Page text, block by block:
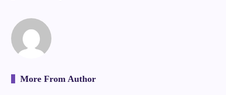
More From Author